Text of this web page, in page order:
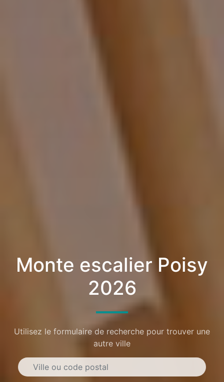
Monte escalier Poisy
2026
Utilisez le formulaire de recherche pour trouver une
autre ville